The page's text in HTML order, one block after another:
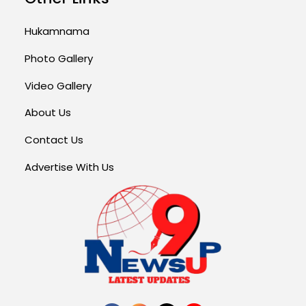
Hukamnama
Photo Gallery
Video Gallery
About Us
Contact Us
Advertise With Us